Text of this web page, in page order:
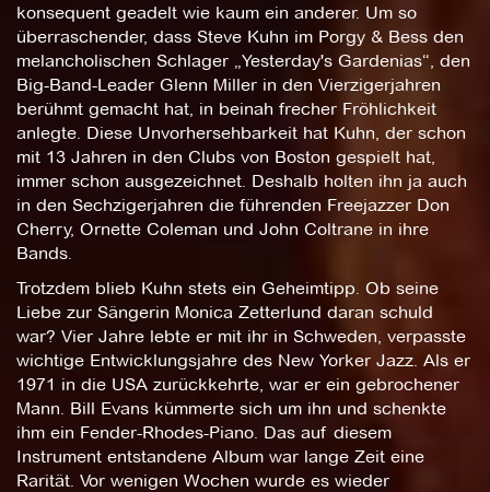
konsequent geadelt wie kaum ein anderer. Um so
überraschender, dass Steve Kuhn im Porgy & Bess den
melancholischen Schlager „Yesterday's Gardenias“, den
Big-Band-Leader Glenn Miller in den Vierzigerjahren
berühmt gemacht hat, in beinah frecher Fröhlichkeit
anlegte. Diese Unvorhersehbarkeit hat Kuhn, der schon
mit 13 Jahren in den Clubs von Boston gespielt hat,
immer schon ausgezeichnet. Deshalb holten ihn ja auch
in den Sechzigerjahren die führenden Freejazzer Don
Cherry, Ornette Coleman und John Coltrane in ihre
Bands.
Trotzdem blieb Kuhn stets ein Geheimtipp. Ob seine
Liebe zur Sängerin Monica Zetterlund daran schuld
war? Vier Jahre lebte er mit ihr in Schweden, verpasste
wichtige Entwicklungsjahre des New Yorker Jazz. Als er
1971 in die USA zurückkehrte, war er ein gebrochener
Mann. Bill Evans kümmerte sich um ihn und schenkte
ihm ein Fender-Rhodes-Piano. Das auf diesem
Instrument entstandene Album war lange Zeit eine
Rarität. Vor wenigen Wochen wurde es wieder